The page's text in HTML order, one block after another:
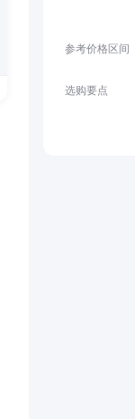
参考价格区间
选购要点